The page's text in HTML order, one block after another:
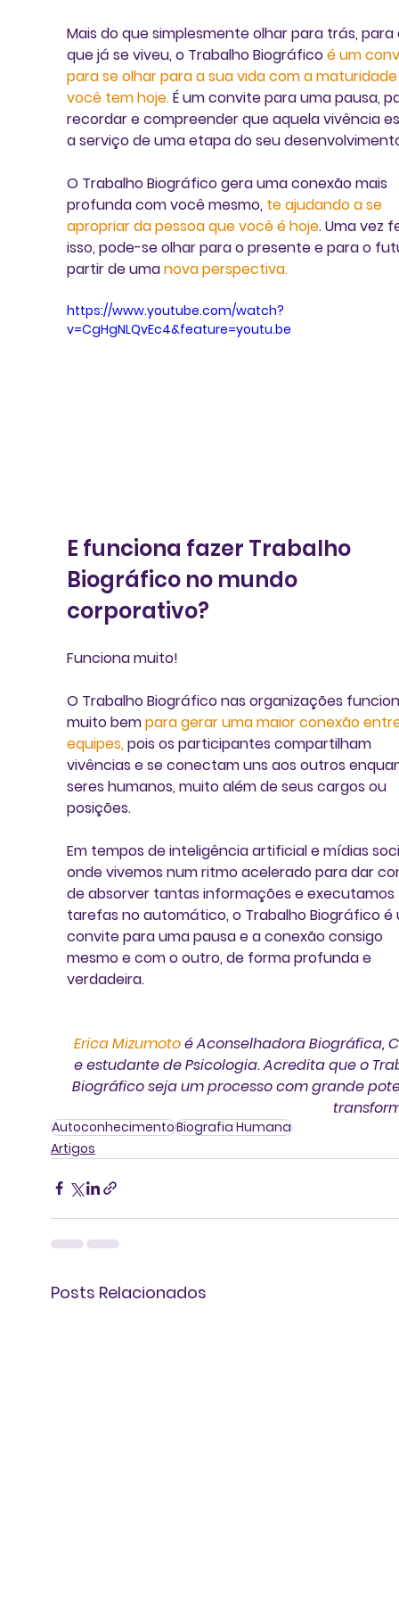
Mais do que simplesmente olhar para trás,
que já se viveu, o Trabalho Biográfico é um
para se olhar para a sua vida com a
você tem hoje. É um convite para uma pausa,
recordar e compreender que aquela vivência
a serviço de uma etapa do seu
O Trabalho Biográfico gera uma conexão mais
profunda com você mesmo, te ajudando a se
apropriar da pessoa que você é hoje. Uma vez
isso, pode-se olhar para o presente e para o
partir de umanova perspectiva.
https://www.youtube.com/watch?
v=CgHgNLQvEc4&feature=youtu.be
E funciona fazer Trabalho
Biográfico no mundo
corporativo?
Funciona muito!
O Trabalho Biográfico nas organizações
muito bem para gerar uma maior conexão
equipes, pois os participantes compartilham
vivências e se conectam uns aos outros
seres humanos, muito além de seus cargos ou
posições.
Em tempos de inteligência artificial e mídias
onde vivemos num ritmo acelerado para dar
de absorver tantas informações e executamos
tarefas no automático, o Trabalho Biográfico
convite para uma pausa e a conexão consigo
mesmo e com o outro, de forma profunda e
verdadeira.
Erica Mizumoto é Aconselhadora Biográfica,
e estudante de Psicologia. Acredita que o
Biográfico seja um processo com grande
AutoconhecimentoBiografia Humana
Artigos
Posts Relacionados